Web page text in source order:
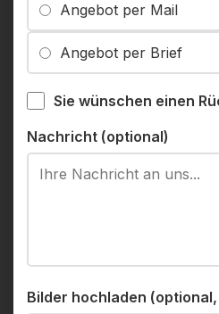
Angebot per Mail
Angebot per Brief
Sie wünschen einen
Nachricht (optional)
Bilder hochladen (optional,